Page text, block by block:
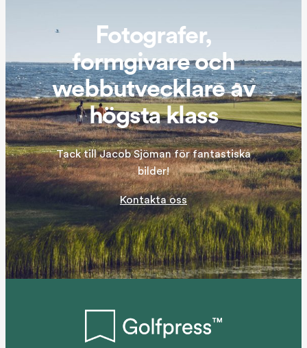
Fotografer,
formgivare och
webbutvecklare av
högsta klass
Tack till Jacob Sjöman för fantastiska
bilder!
Kontakta oss